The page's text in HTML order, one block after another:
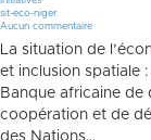
sit-eco-niger
Aucun commentaire
La situation de
et inclusion spatiale
Banque africaine
coopération et de
des Nations…